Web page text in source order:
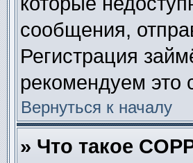
сообщения,
Регистрация
рекомендуем это
Вернуться к началу
» Что такое